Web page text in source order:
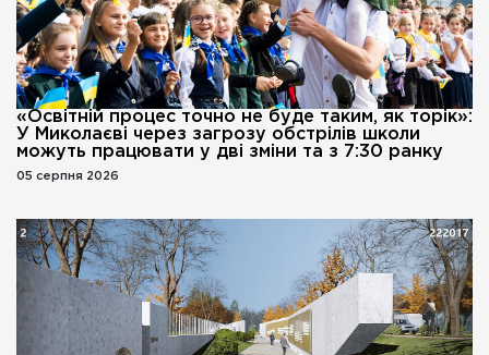
«Освітній процес точно не буде таким, як торік»:
У Миколаєві через загрозу обстрілів школи
можуть працювати у дві зміни та з 7:30 ранку
05 серпня 2026